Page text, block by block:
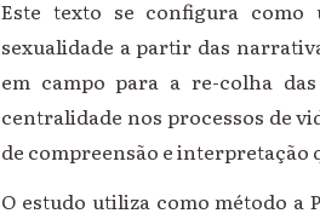
Este texto se configura como
sexualidade a partir das
em campo para a re-colha
centralidade nos processos de
de compreensão e interpretação
O estudo utiliza como método a